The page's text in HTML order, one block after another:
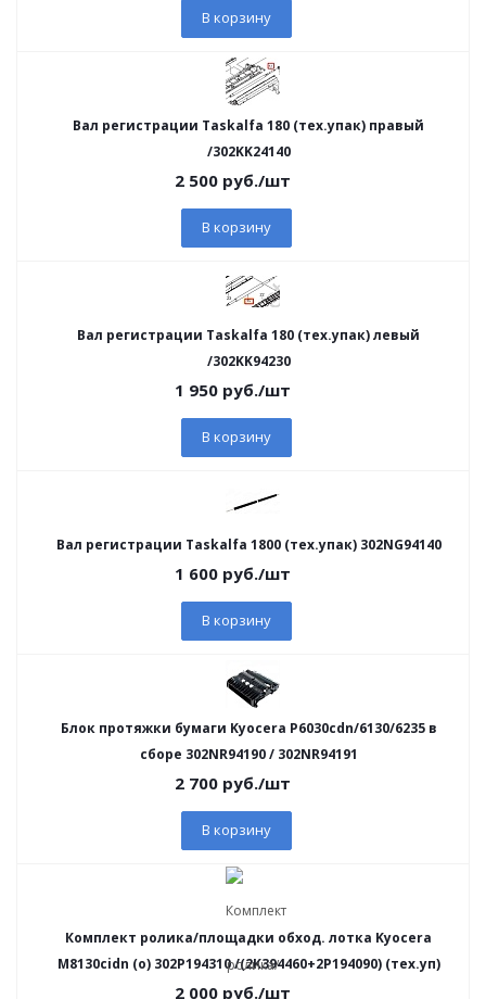
В корзину
Вал регистрации Taskalfa 180 (тех.упак) правый
/302KK24140
2 500руб./шт
В корзину
Вал регистрации Taskalfa 180 (тех.упак) левый
/302KK94230
1 950руб./шт
В корзину
Вал регистрации Taskalfa 1800 (тех.упак) 302NG94140
1 600руб./шт
В корзину
Блок протяжки бумаги Kyocera P6030cdn/6130/6235 в
сборе 302NR94190 / 302NR94191
2 700руб./шт
В корзину
Комплект ролика/площадки обход. лотка Kyocera
M8130cidn (o) 302P194310 /(2K394460+2P194090) (тех.уп)
2 000руб./шт